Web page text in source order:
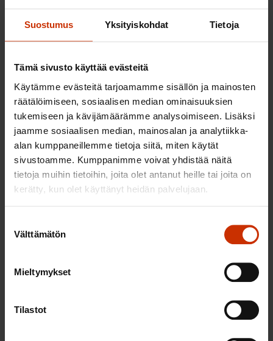
Suostumus Yksityiskohdat Tietoja
Tämä sivusto käyttää evästeitä
Käytämme evästeitä tarjoamamme sisällön ja mainosten
räätälöimiseen, sosiaalisen median ominaisuuksien
tukemiseen ja kävijämäärämme analysoimiseen. Lisäksi
jaamme sosiaalisen median, mainosalan ja analytiikka-
alan kumppaneillemme tietoja siitä, miten käytät
sivustoamme. Kumppanimme voivat yhdistää näitä
tietoja muihin tietoihin, joita olet antanut heille tai joita on
kerätty, kun olet käyttänyt heidän palvelujaan.
valinta
Välttämätön
Mieltymykset
Tilastot
markkinoilta on uhattu
Käytetyt lyhenteet:
EVM = Euroopan vakausmekanismi = European
stability mechanism (ESM)
ECCL = Enhanced Conditions Credit Lines, EVM:n
luotto-ohjelma erityisin ehdoin hätätilanteessa
EKP = Euroopan keskuspankki =ECB (European
OMT = outright monetary transactions – EKP:n
Euroryhmä = Euromaiden
Euroopan unionin neuvosto = EU jäsenmaiden